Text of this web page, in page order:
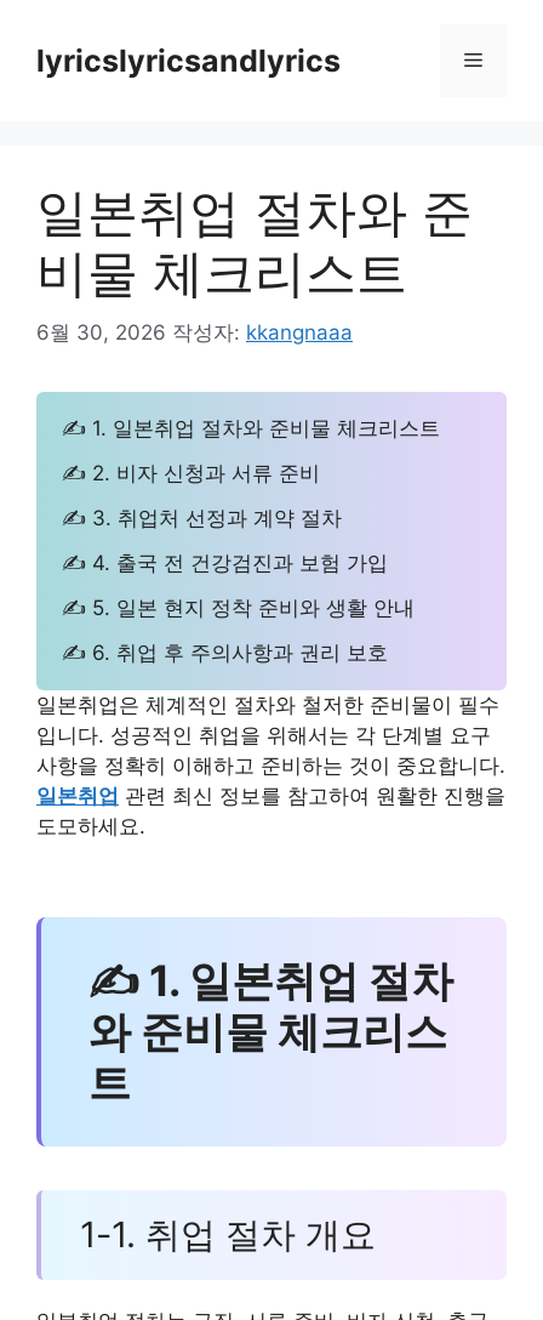
lyricslyricsandlyrics 메
일본취업 절차와 준
비물 체크리스트
6월 30, 2026 작성자: kkangnaaa
✍ 1. 일본취업 절차와 준비물 체크리스트
✍ 2. 비자 신청과 서류 준비
✍ 3. 취업처 선정과 계약 절차
✍ 4. 출국 전 건강검진과 보험 가입
✍ 5. 일본 현지 정착 준비와 생활 안내
✍ 6. 취업 후 주의사항과 권리 보호
일본취업은 체계적인 절차와 철저한 준비물이 필수
입니다. 성공적인 취업을 위해서는 각 단계별 요구
사항을 정확히 이해하고 준비하는 것이 중요합니다.
일본취업 관련 최신 정보를 참고하여 원활한 진행을
도모하세요.
✍ 1. 일본취업 절차
와 준비물 체크리스
트
1-1. 취업 절차 개요